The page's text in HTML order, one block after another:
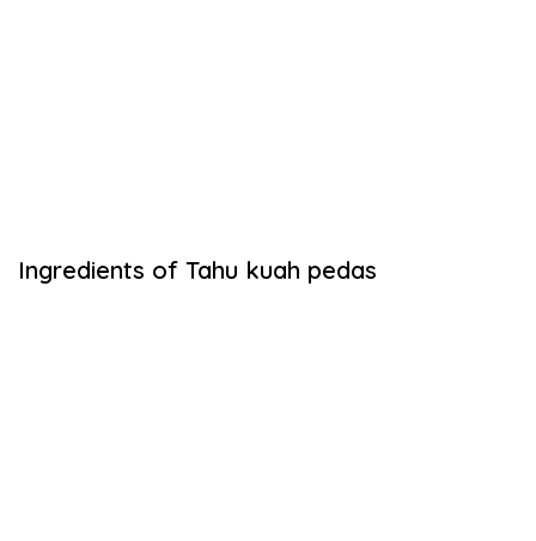
Ingredients of Tahu kuah pedas